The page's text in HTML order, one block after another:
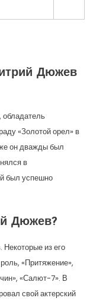
Дюжев
«Золотой орел» в
он дважды был
в
был успешно
Дюжев?
из его
«Притяжение»,
«Салют-7». В
свой актерский